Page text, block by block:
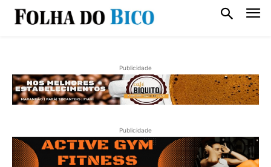
Publicidade
Publicidade